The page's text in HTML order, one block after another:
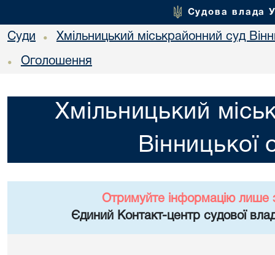
Судова влада
Суди • Хмільницький міськрайонний суд
• Оголошення
Хмільницький
Вінницької
Отримуйте інформацію лише
Єдиний Контакт-центр судової